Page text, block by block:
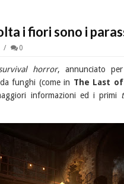
i fiori sono i
0
horror, annunciato per
funghi (come in The Last of
informazioni ed i primi